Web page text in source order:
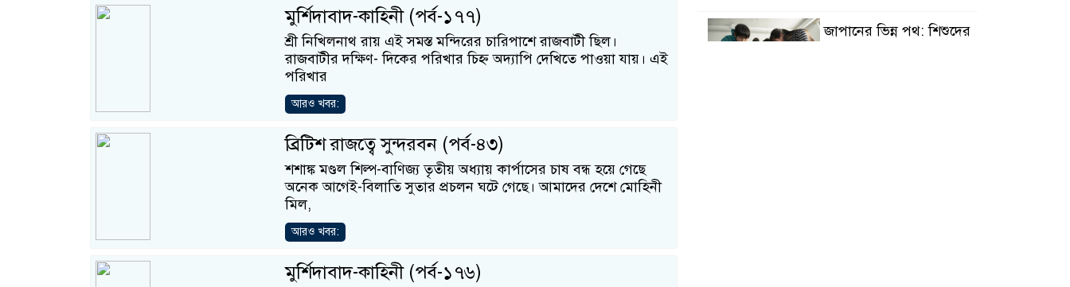
মুর্শিদাবাদ-কাহিনী (পর্ব-১৭৭)
শ্রী নিখিলনাথ রায় এই সমস্ত মন্দিরের চারিপাশে রাজবাটী ছিল।
রাজবাটীর দক্ষিণ- দিকের পরিখার চিহ্ন অদ্যাপি দেখিতে পাওয়া যায়। এই
পরিখার
আরও খবর:
ব্রিটিশ রাজত্বে সুন্দরবন (পর্ব-৪৩)
শশাঙ্ক মণ্ডল শিল্প-বাণিজ্য তৃতীয় অধ্যায় কার্পাসের চাষ বন্ধ হয়ে গেছে
অনেক আগেই-বিলাতি সুতার প্রচলন ঘটে গেছে। আমাদের দেশে মোহিনী
মিল,
আরও খবর:
মুর্শিদাবাদ-কাহিনী (পর্ব-১৭৬)
জাপানের ভিন্ন পথ: শিশুদের